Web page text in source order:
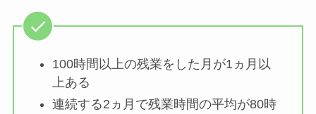
100時間以上の残業をした月が1ヵ月以
上ある
連続する2ヵ月で残業時間の平均が80時